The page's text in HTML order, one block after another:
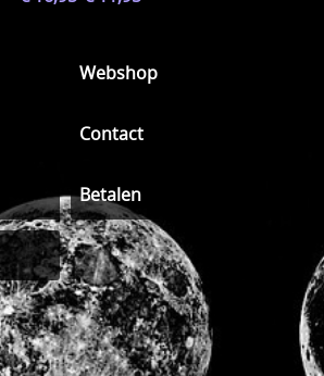
Webshop
Contact
Betalen